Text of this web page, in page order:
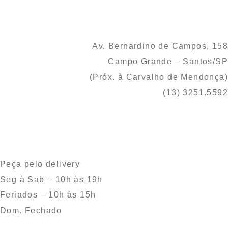
Av. Bernardino de Campos, 158
Campo Grande – Santos/SP
(Próx. à Carvalho de Mendonça)
(13) 3251.5592
Peça pelo delivery
Seg à Sab – 10h às 19h
Feriados – 10h às 15h
Dom. Fechado